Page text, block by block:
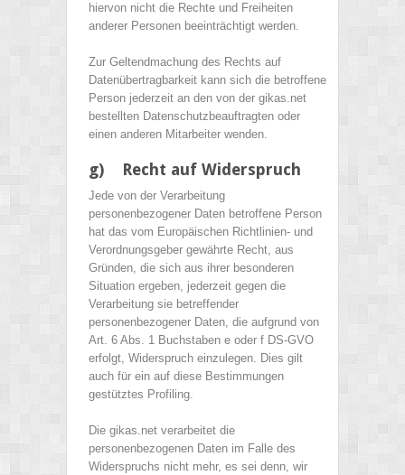
hiervon nicht die Rechte und Freiheiten
anderer Personen beeinträchtigt werden.
Zur Geltendmachung des Rechts auf
Datenübertragbarkeit kann sich die betroffene
Person jederzeit an den von der gikas.net
bestellten Datenschutzbeauftragten oder
einen anderen Mitarbeiter wenden.
g) Recht auf Widerspruch
Jede von der Verarbeitung
personenbezogener Daten betroffene Person
hat das vom Europäischen Richtlinien- und
Verordnungsgeber gewährte Recht, aus
Gründen, die sich aus ihrer besonderen
Situation ergeben, jederzeit gegen die
Verarbeitung sie betreffender
personenbezogener Daten, die aufgrund von
Art. 6 Abs. 1 Buchstaben e oder f DS-GVO
erfolgt, Widerspruch einzulegen. Dies gilt
auch für ein auf diese Bestimmungen
gestütztes Profiling.
Die gikas.net verarbeitet die
personenbezogenen Daten im Falle des
Widerspruchs nicht mehr, es sei denn, wir